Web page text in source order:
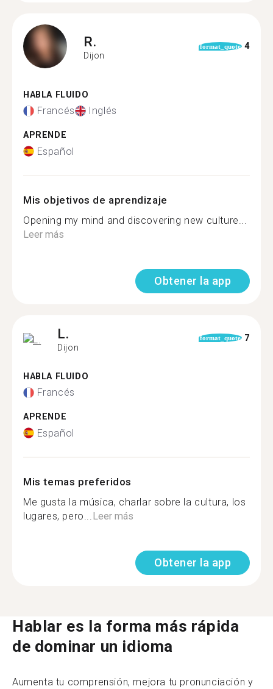
R.
Dijon
format_quote 4
HABLA FLUIDO
Francés Inglés
APRENDE
Español
Mis objetivos de aprendizaje
Opening my mind and discovering new culture...
Leer más
Obtener la app
L.
Dijon
format_quote 7
HABLA FLUIDO
Francés
APRENDE
Español
Mis temas preferidos
Me gusta la música, charlar sobre la cultura, los
lugares, pero... Leer más
Obtener la app
Hablar es la forma más rápida
de dominar un idioma
Aumenta tu comprensión, mejora tu pronunciación y